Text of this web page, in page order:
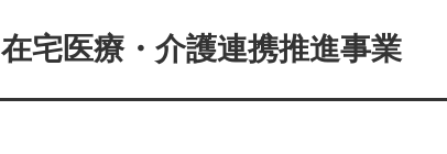
在宅医療・介護連携推進事業